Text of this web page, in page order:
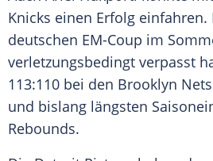
Knicks einen Erfolg einfahren.
deutschen EM-Coup im
verletzungsbedingt verpasst
113:110 bei den Brooklyn
und bislang längsten
Rebounds.